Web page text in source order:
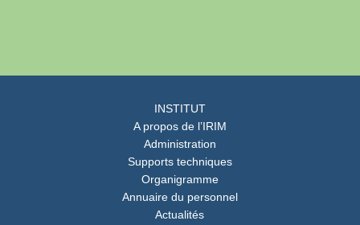
INSTITUT
A propos de l’IRIM
Administration
Supports techniques
Organigramme
Annuaire du personnel
Actualités